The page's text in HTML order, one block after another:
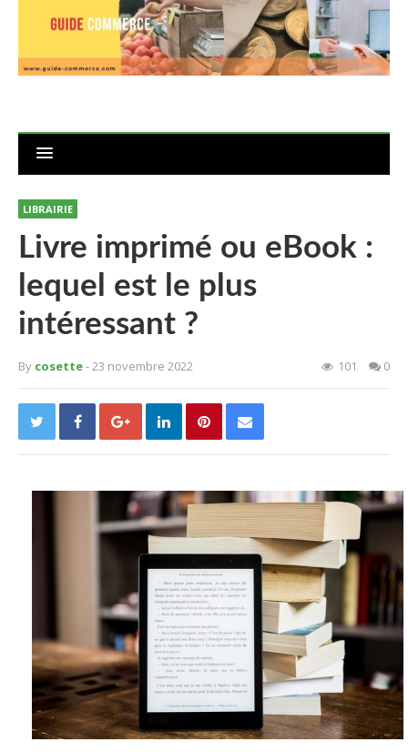
LIBRAIRIE
Livre imprimé ou eBook :
lequel est le plus
intéressant ?
By cosette- 23 novembre 2022 101 0